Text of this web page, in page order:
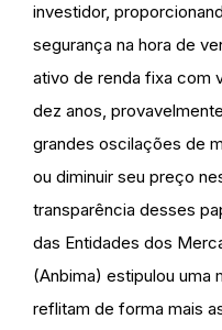
investidor,
segurança na hora de
ativo de renda fixa com
dez anos,
grandes oscilações de
ou diminuir seu preço
transparência desses
das Entidades dos
(Anbima) estipulou uma
reflitam de forma mais